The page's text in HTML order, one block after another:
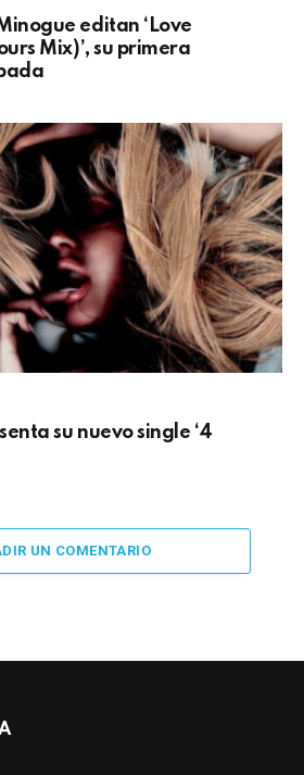
editan ‘Love
Mix)’, su primera
su nuevo single ‘4
UN COMENTARIO